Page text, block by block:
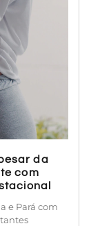
da
com
e Pará com